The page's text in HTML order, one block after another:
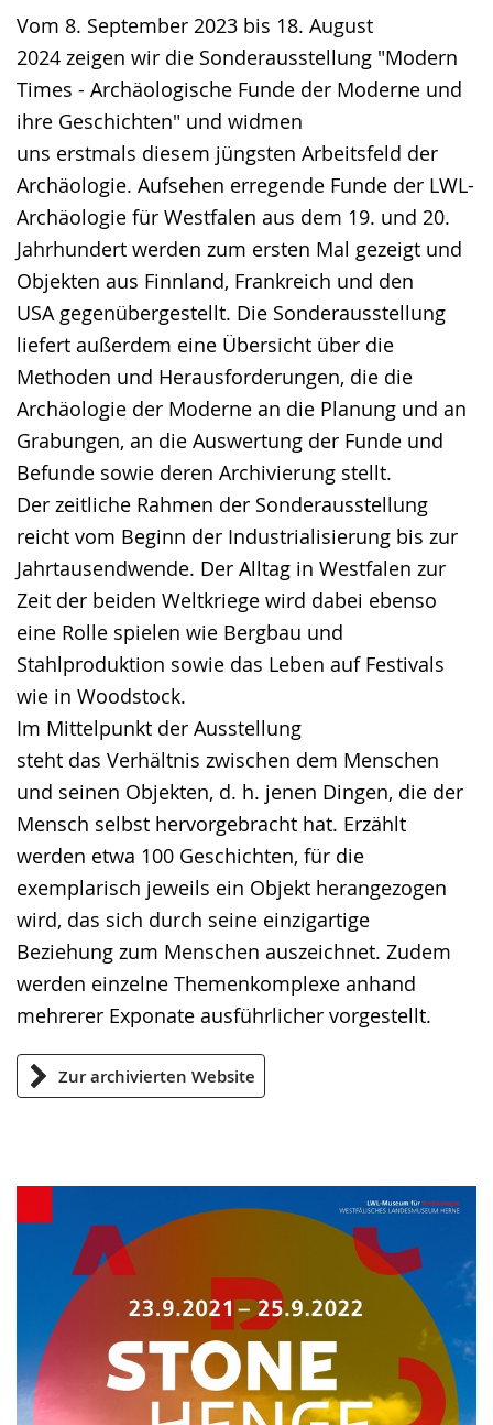
wird
angezeigt.
Vom 8. September 2023 bis 18. August
2024 zeigen wir die Sonderausstellung "Modern
Times - Archäologische Funde der Moderne und
ihre Geschichten" und widmen
uns erstmals diesem jüngsten Arbeitsfeld der
Archäologie. Aufsehen erregende Funde der LWL-
Archäologie für Westfalen aus dem 19. und 20.
Jahrhundert werden zum ersten Mal gezeigt und
Objekten aus Finnland, Frankreich und den
USA gegenübergestellt. Die Sonderausstellung
liefert außerdem eine Übersicht über die
Methoden und Herausforderungen, die die
Archäologie der Moderne an die Planung und an
Grabungen, an die Auswertung der Funde und
Befunde sowie deren Archivierung stellt.
Der zeitliche Rahmen der Sonderausstellung
reicht vom Beginn der Industrialisierung bis zur
Jahrtausendwende. Der Alltag in Westfalen zur
Zeit der beiden Weltkriege wird dabei ebenso
eine Rolle spielen wie Bergbau und
Stahlproduktion sowie das Leben auf Festivals
wie in Woodstock.
Im Mittelpunkt der Ausstellung
steht das Verhältnis zwischen dem Menschen
und seinen Objekten, d. h. jenen Dingen, die der
Mensch selbst hervorgebracht hat. Erzählt
werden etwa 100 Geschichten, für die
exemplarisch jeweils ein Objekt herangezogen
wird, das sich durch seine einzigartige
Beziehung zum Menschen auszeichnet. Zudem
werden einzelne Themenkomplexe anhand
mehrerer Exponate ausführlicher vorgestellt.
Zur archivierten Website